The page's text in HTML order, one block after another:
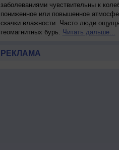
заболеваниями чувствительны к
пониженное или повышенное
скачки влажности. Часто люди
геомагнитных бурь. Читать дальше...
РЕКЛАМА